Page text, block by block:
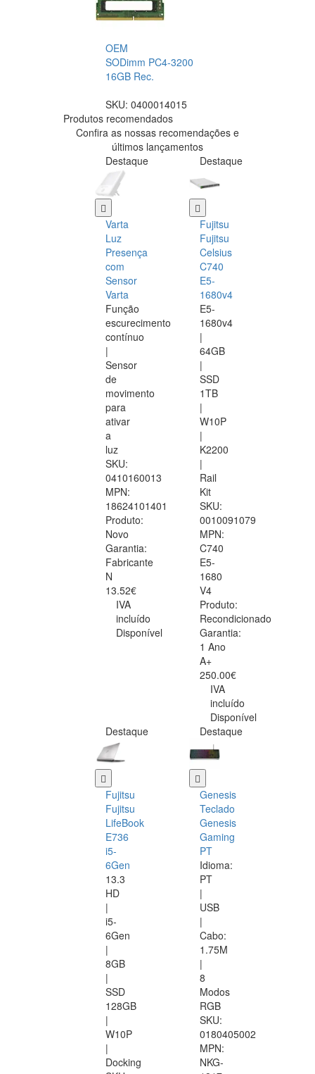
OEM
SODimm PC4-3200
16GB Rec.
SKU: 0400014015
Produtos recomendados
Confira as nossas recomendações e
últimos lançamentos
Destaque
Varta
Luz
Presença
com
Sensor
Varta
Função
escurecimento
contínuo
|
Sensor
de
movimento
para
ativar
a
luz
SKU:
0410160013
MPN:
18624101401
Produto:
Novo
Garantia:
Fabricante
N
13.52€
IVA
incluído
Disponível
Destaque
Fujitsu
Fujitsu
Celsius
C740
E5-
1680v4
E5-
1680v4
|
64GB
|
SSD
1TB
|
W10P
|
K2200
|
Rail
Kit
SKU:
0010091079
MPN:
C740
E5-
1680
V4
Produto:
Recondicionado
Garantia:
1 Ano
A+
250.00€
IVA
incluído
Disponível
Destaque
Fujitsu
Fujitsu
LifeBook
E736
i5-
6Gen
13.3
HD
|
i5-
6Gen
|
8GB
|
SSD
128GB
|
W10P
|
Docking
Destaque
Genesis
Teclado
Genesis
Gaming
PT
Idioma:
PT
|
USB
|
Cabo:
1.75M
|
8
Modos
RGB
SKU:
0180405002
MPN:
NKG-